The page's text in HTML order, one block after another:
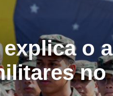
explica o
no